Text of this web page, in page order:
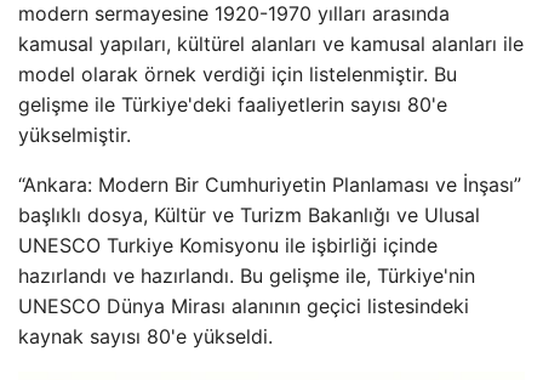
modern sermayesine 1920-1970 yılları arasında
kamusal yapıları, kültürel alanları ve kamusal alanları ile
model olarak örnek verdiği için listelenmiştir. Bu
gelişme ile Türkiye'deki faaliyetlerin sayısı 80'e
yükselmiştir.
“Ankara: Modern Bir Cumhuriyetin Planlaması ve İnşası”
başlıklı dosya, Kültür ve Turizm Bakanlığı ve Ulusal
UNESCO Turkiye Komisyonu ile işbirliği içinde
hazırlandı ve hazırlandı. Bu gelişme ile, Türkiye'nin
UNESCO Dünya Mirası alanının geçici listesindeki
kaynak sayısı 80'e yükseldi.